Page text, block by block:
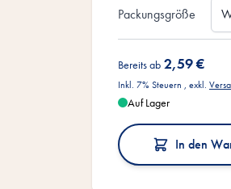
Packungsgröße
Bereits ab 2,59 €
Inkl. 7% Steuern , exkl.
Auf Lager
In den